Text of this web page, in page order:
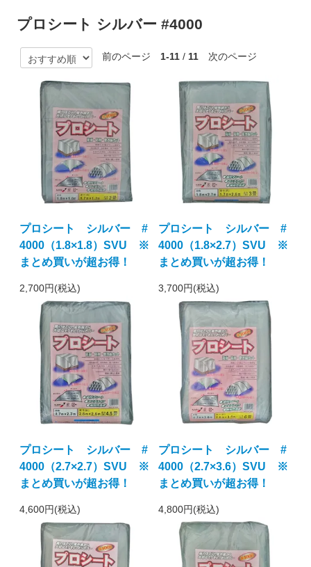
プロシート シルバー #4000
前のページ 1-11/11 次のページ
プロシート シルバー #
4000（1.8×1.8）SVU ※
まとめ買いが超お得！
2,700円(税込)
プロシート シルバー #
4000（1.8×2.7）SVU ※
まとめ買いが超お得！
3,700円(税込)
プロシート シルバー #
4000（2.7×2.7）SVU ※
まとめ買いが超お得！
4,600円(税込)
プロシート シルバー #
4000（2.7×3.6）SVU ※
まとめ買いが超お得！
4,800円(税込)